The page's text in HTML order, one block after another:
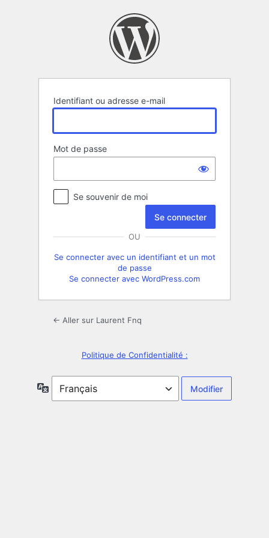
Identifiant ou adresse e-mail
Mot de passe
Se souvenir de moi
OU
Se connecter avec un identifiant et un mot
de passe
Se connecter avec WordPress.com
← Aller sur Laurent Fnq
Politique de Confidentialité :
Langue